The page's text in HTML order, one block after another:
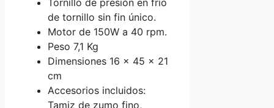
de tornillo sin fin único.
Motor de 150W a 40 rpm.
Peso 7,1 Kg
Dimensiones 16 x 45 x 21
cm
Accesorios incluidos:
Tamiz de zumo fino,